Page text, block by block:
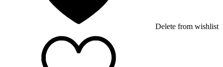
Delete from wishlist